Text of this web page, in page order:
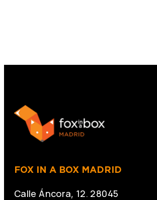
FOX IN A BOX MADRID
Calle Áncora, 12. 28045